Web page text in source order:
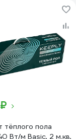
тёплого пола
Вт/м Basic, 2 м.кв,